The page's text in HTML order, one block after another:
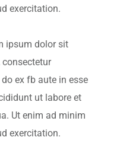
exercitation.
ipsum dolor sit
consectetur
ex fb aute in esse
ut labore et
Ut enim ad minim
exercitation.